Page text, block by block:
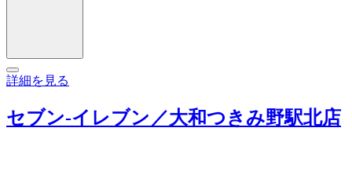
詳細を見る
セブン‐イレブン／大和つきみ野駅北店